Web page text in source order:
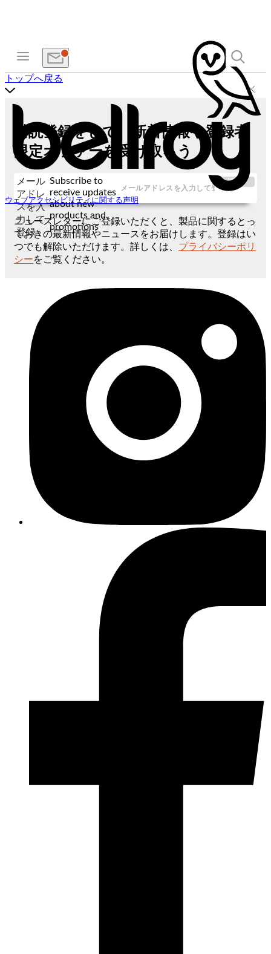
ウェブアクセシビリティに関する声明
トップへ戻る
購読登録をして、新着情報や登録者
限定オファーを受け取ろう
メール
アドレ
スを入
力して
登録
Subscribe to
receive updates
about new
products and
promotions
送信
ニュースレターにご登録いただくと、製品に関するとっ
ておきの最新情報やニュースをお届けします。登録はい
つでも解除いただけます。詳しくは、 プライバシーポリ
シーをご覧ください。